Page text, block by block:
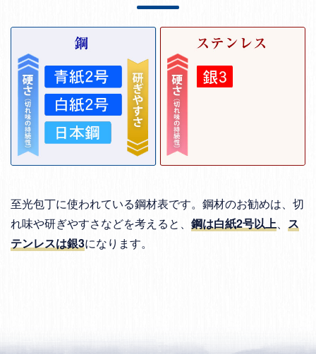
至光包丁に使われている鋼材表です。鋼材のお勧めは、切
れ味や研ぎやすさなどを考えると、 鋼は白紙2号以上、 ス
テンレスは銀3になります。